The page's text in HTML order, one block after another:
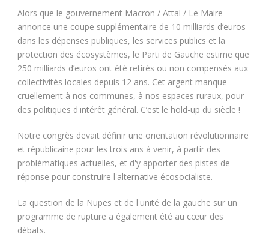
Alors que le gouvernement Macron / Attal / Le Maire
annonce une coupe supplémentaire de 10 milliards d’euros
dans les dépenses publiques, les services publics et la
protection des écosystèmes, le Parti de Gauche estime que
250 milliards d’euros ont été retirés ou non compensés aux
collectivités locales depuis 12 ans. Cet argent manque
cruellement à nos communes, à nos espaces ruraux, pour
des politiques d'intérêt général. C’est le hold-up du siècle !
Notre congrès devait définir une orientation révolutionnaire
et républicaine pour les trois ans à venir, à partir des
problématiques actuelles, et d'y apporter des pistes de
réponse pour construire l'alternative écosocialiste.
La question de la Nupes et de l'unité de la gauche sur un
programme de rupture a également été au cœur des
débats.